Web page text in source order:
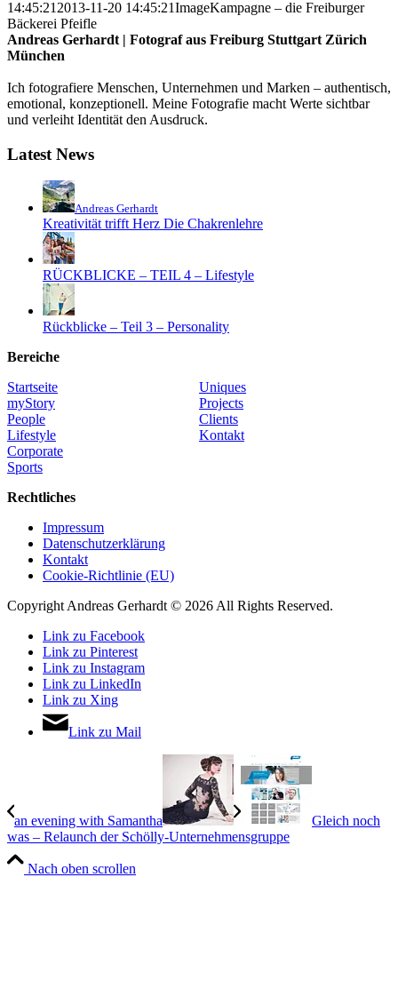
14:45:21 2013-11-20 14:45:21ImageKampagne – die Freiburger
Bäckerei Pfeifle
Andreas Gerhardt | Fotograf aus Freiburg Stuttgart Zürich
München
Ich fotografiere Menschen, Unternehmen und Marken – authentisch,
emotional, konzeptionell. Meine Fotografie macht Werte sichtbar
und verleiht Identität den Ausdruck.
Latest News
Andreas Gerhardt
Kreativität trifft Herz Die Chakrenlehre
RÜCKBLICKE – TEIL 4 – Lifestyle
Rückblicke – Teil 3 – Personality
Bereiche
Startseite
myStory
People
Lifestyle
Corporate
Sports
Uniques
Projects
Clients
Kontakt
Rechtliches
Impressum
Datenschutzerklärung
Kontakt
Cookie-Richtlinie (EU)
Copyright Andreas Gerhardt © 2026 All Rights Reserved.
Link zu Facebook
Link zu Pinterest
Link zu Instagram
Link zu LinkedIn
Link zu Xing
Link zu Mail
an evening with Samantha
Gleich noch
was – Relaunch der Schölly-Unternehmensgruppe
Nach oben scrollen